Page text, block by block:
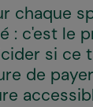
chaque
: c'est le
si ce
de